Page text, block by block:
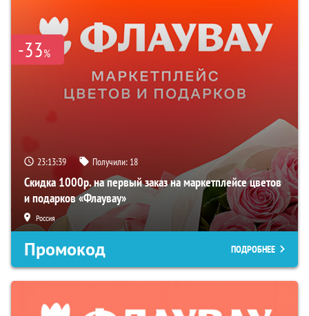
-33%
23:13:38 Получили: 18
Скидка 1000р. на первый заказ на маркетплейсе цветов
и подарков «Флаувау»
Россия
Промокод ПОДРОБНЕЕ